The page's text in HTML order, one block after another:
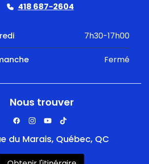
418 687-2604
7h30-17h00
Fermé
Nous trouver
du Marais, Québec, QC